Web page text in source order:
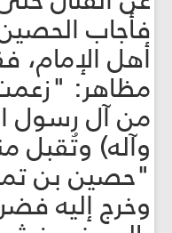
فأجاب
أهل الإمام،
مظاهر:
من آل رسول
وآله)
"حصين بن
وخرج إليه